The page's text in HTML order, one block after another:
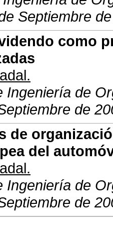
Septiembre
como
Ingeniería de
de
de
del
Ingeniería de
de